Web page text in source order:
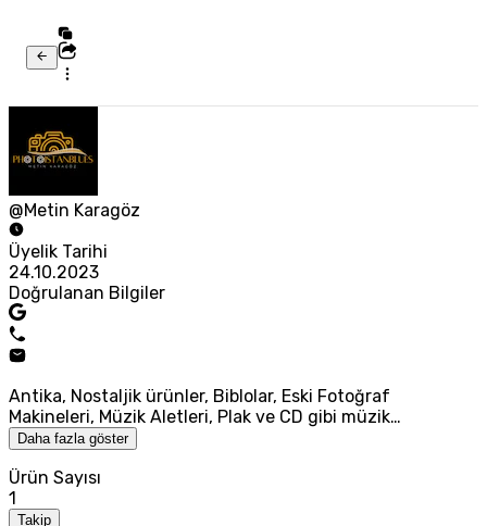
@Metin Karagöz
Üyelik Tarihi
24.10.2023
Doğrulanan Bilgiler
Antika, Nostaljik ürünler, Biblolar, Eski Fotoğraf
Makineleri, Müzik Aletleri, Plak ve CD gibi müzik…
Daha fazla göster
Ürün Sayısı
1
Takip